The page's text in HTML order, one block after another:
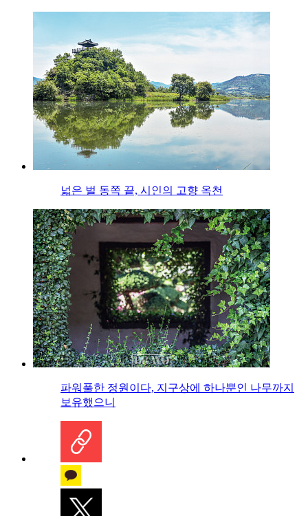
넓은 벌 동쪽 끝, 시인의 고향 옥천
파워풀한 정원이다, 지구상에 하나뿐인 나무까지
보유했으니